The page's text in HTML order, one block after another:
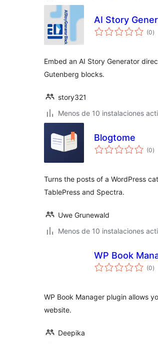
AI Story
(0de
)
Embed an AI Story Generator
Gutenberg blocks.
story321
Menos de 10 instalaciones
Blogtome
(0de
)
Turns the posts of a WordPress
TablePress and Spectra.
Uwe Grunewald
Menos de 10 instalaciones
WP Book
(0de
)
WP Book Manager plugin allows
website.
Deepika